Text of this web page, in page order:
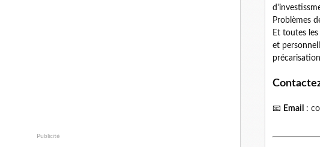
Publicité
Problèmes
Et toutes
et
📧 Email :